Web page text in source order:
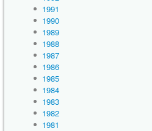
1991
1990
1989
1988
1987
1986
1985
1984
1983
1982
1981